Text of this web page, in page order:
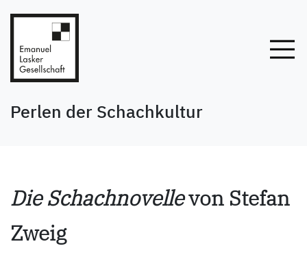
Perlen der Schachkultur
Die Schachnovellevon Stefan
Zweig